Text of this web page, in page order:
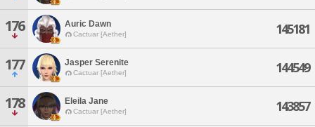
176 Auric Dawn
Cactuar [Aether] 145181
177 Jasper Serenite
Cactuar [Aether] 144549
178 Eleila Jane
Cactuar [Aether] 143857